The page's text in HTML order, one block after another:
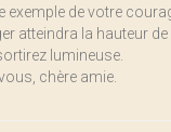
exemple de votre
atteindra la hauteur
lumineuse.
chère amie.